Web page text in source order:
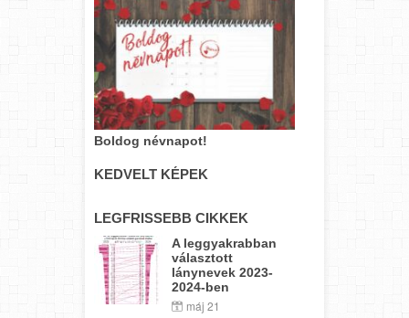
Boldog névnapot!
KEDVELT KÉPEK
LEGFRISSEBB CIKKEK
A leggyakrabban
választott
lánynevek 2023-
2024-ben
máj 21